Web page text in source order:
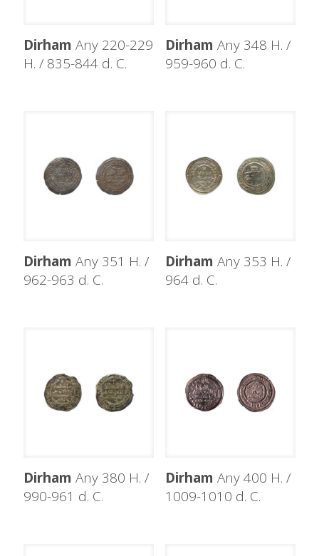
Dirham Any 220-229
H. / 835-844 d. C.
Dirham Any 348 H. /
959-960 d. C.
Dirham Any 351 H. /
962-963 d. C.
Dirham Any 353 H. /
964 d. C.
Dirham Any 380 H. /
990-961 d. C.
Dirham Any 400 H. /
1009-1010 d. C.